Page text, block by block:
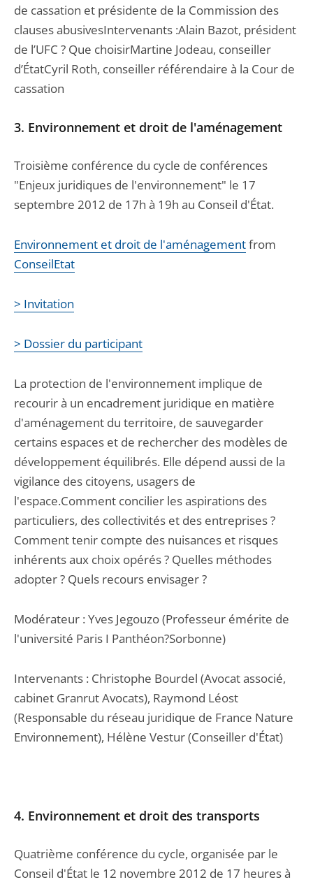
de cassation et présidente de la Commission des
clauses abusivesIntervenants :Alain Bazot, président
de l’UFC ? Que choisirMartine Jodeau, conseiller
d’ÉtatCyril Roth, conseiller référendaire à la Cour de
cassation
3. Environnement et droit de l'aménagement
Troisième conférence du cycle de conférences
"Enjeux juridiques de l'environnement" le 17
septembre 2012 de 17h à 19h au Conseil d'État.
Environnement et droit de l'aménagementfrom
ConseilEtat
> Invitation
> Dossier du participant
La protection de l'environnement implique de
recourir à un encadrement juridique en matière
d'aménagement du territoire, de sauvegarder
certains espaces et de rechercher des modèles de
développement équilibrés. Elle dépend aussi de la
vigilance des citoyens, usagers de
l'espace.Comment concilier les aspirations des
particuliers, des collectivités et des entreprises ?
Comment tenir compte des nuisances et risques
inhérents aux choix opérés ? Quelles méthodes
adopter ? Quels recours envisager ?
Modérateur : Yves Jegouzo (Professeur émérite de
l'université Paris I Panthéon?Sorbonne)
Intervenants : Christophe Bourdel (Avocat associé,
cabinet Granrut Avocats), Raymond Léost
(Responsable du réseau juridique de France Nature
Environnement), Hélène Vestur (Conseiller d'État)
4. Environnement et droit des transports
Quatrième conférence du cycle, organisée par le
Conseil d'État le 12 novembre 2012 de 17 heures à